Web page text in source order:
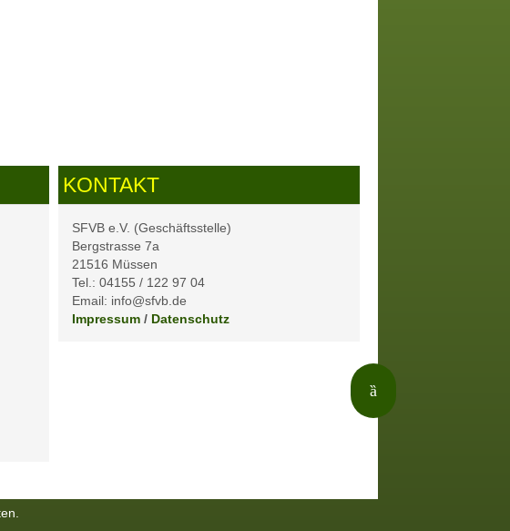
KONTAKT
SFVB e.V. (Geschäftsstelle)
Bergstrasse 7a
21516 Müssen
Tel.: 04155 / 122 97 04
Email: info@sfvb.de
Impressum/ Datenschutz